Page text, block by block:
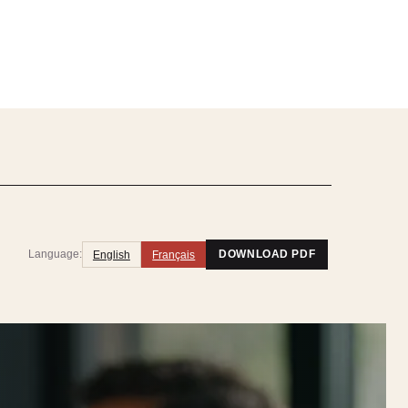
Language: English Français DOWNLOAD PDF